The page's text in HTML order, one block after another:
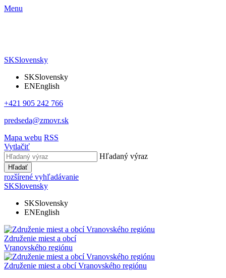
Menu
SKSlovensky
SKSlovensky
ENEnglish
+421 905 242 766
predseda@zmovr.sk
Mapa webu RSS
Vytlačiť
Hľadaný výraz
Hľadať
rozšírené vyhľadávanie
SKSlovensky
SKSlovensky
ENEnglish
Združenie miest a obcí
Vranovského regiónu
Združenie miest a obcíVranovského regiónu